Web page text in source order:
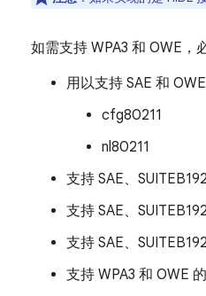
如需支持 WPA3 和 OWE，
用以支持 SAE 和
cfg80211
nl80211
支持 SAE、
支持 SAE、
支持 SAE、
支持 WPA3 和 OWE